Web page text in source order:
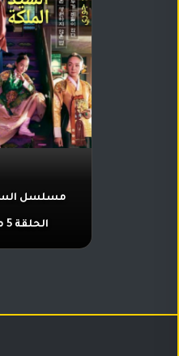
مسلسل
الحلقة 5 مترجمة